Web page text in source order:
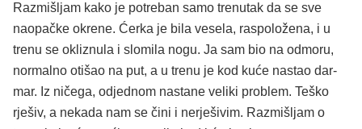
Razmišljam kako je potreban samo trenutak da se sve
naopačke okrene. Ćerka je bila vesela, raspoložena, i u
trenu se okliznula i slomila nogu. Ja sam bio na odmoru,
normalno otišao na put, a u trenu je kod kuće nastao dar-
mar. Iz ničega, odjednom nastane veliki problem. Teško
rješiv, a nekada nam se čini i nerješivim. Razmišljam o